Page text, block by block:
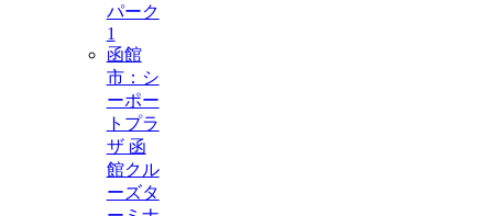
パーク
1
函館
市：シ
ーポー
トプラ
ザ 函
館クル
ーズタ